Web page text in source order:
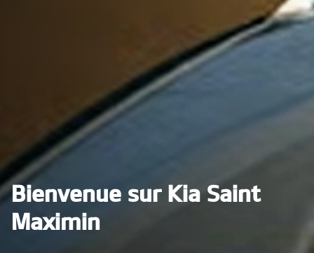
Bienvenue sur Kia Saint
Maximin